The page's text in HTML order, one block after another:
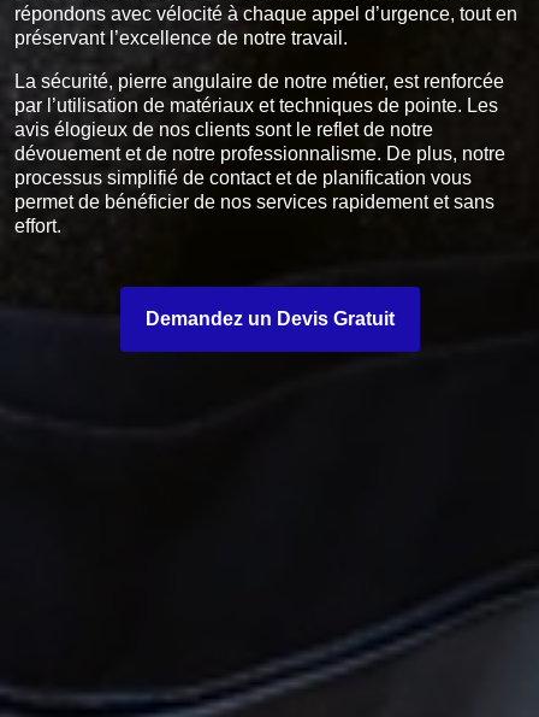
répondons avec vélocité à chaque appel d’urgence, tout en
préservant l’excellence de notre travail.
La sécurité, pierre angulaire de notre métier, est renforcée
par l’utilisation de matériaux et techniques de pointe. Les
avis élogieux de nos clients sont le reflet de notre
dévouement et de notre professionnalisme. De plus, notre
processus simplifié de contact et de planification vous
permet de bénéficier de nos services rapidement et sans
effort.
Demandez un Devis Gratuit